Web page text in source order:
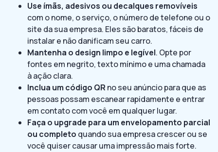
Use ímãs, adesivos ou decalques removíveis
com o nome, o serviço, o número de telefone ou o
site da sua empresa. Eles são baratos, fáceis de
instalar e não danificam seu carro.
Mantenha o design limpo e legível. Opte por
fontes em negrito, texto mínimo e uma chamada
à ação clara.
Inclua um código QR no seu anúncio para que as
pessoas possam escanear rapidamente e entrar
em contato com você em qualquer lugar.
Faça o upgrade para um envelopamento parcial
ou completo quando sua empresa crescer ou se
você quiser causar uma impressão mais forte.